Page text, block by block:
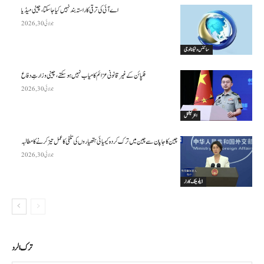
سائنس وٹیکنالوجی
اے آئی کی ترقی کا راستہ بند نہیں کیا جا سکتا، چینی میڈیا
جولائی 30, 2026
انٹرنیشنل
فلپائن کے غیر قانونی عزائم کامیاب نہیں ہو سکتے ، چینی وزارتِ دفاع
جولائی 30, 2026
ڈپلومیٹک کارنر
چین کا جاپان سے چین میں ترک کردہ کیمیائی ہتھیاروں کی تلفی کا عمل تیز کرنے کا مطالبہ
جولائی 30, 2026
ترك الرد